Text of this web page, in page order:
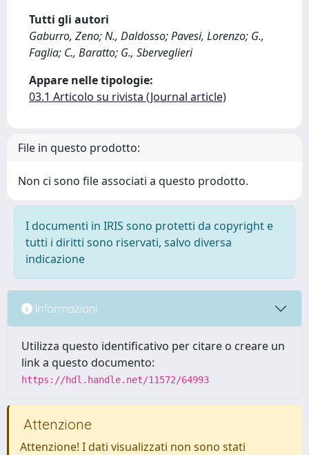
Tutti gli autori
Gaburro, Zeno; N., Daldosso; Pavesi, Lorenzo; G.,
Faglia; C., Baratto; G., Sberveglieri
Appare nelle tipologie:
03.1 Articolo su rivista (Journal article)
File in questo prodotto:
Non ci sono file associati a questo prodotto.
I documenti in IRIS sono protetti da copyright e
tutti i diritti sono riservati, salvo diversa
indicazione
Informazioni
Utilizza questo identificativo per citare o creare un
link a questo documento:
https://hdl.handle.net/11572/64993
Attenzione
Attenzione! I dati visualizzati non sono stati